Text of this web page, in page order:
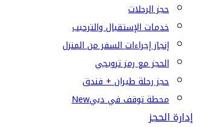
حجز الرحلات
خدمات الإستقبال والترحيب
إنجاز إجراءات السفر من المنزل
الحجز مع رمز ترويجي
حجز رحلة طيران + فندق
محطة توقف في دبيNew
إدارة الحجز